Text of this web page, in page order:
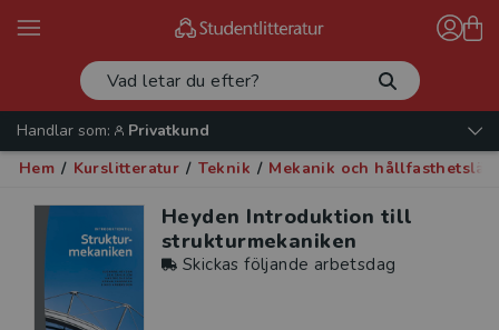
Handlar som:
Privatkund
Hem / Kurslitteratur / Teknik / Mekanik och
Heyden Introduktion till
strukturmekaniken
Skickas följande arbetsdag